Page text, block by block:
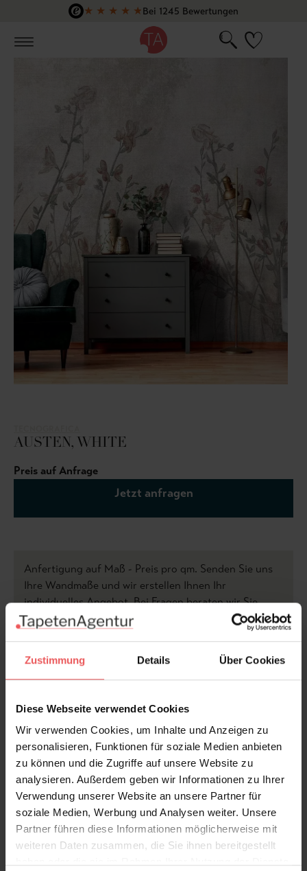
Zustimmung Details Über Cookies
Diese Webseite verwendet Cookies
Wir verwenden Cookies, um Inhalte und Anzeigen zu
personalisieren, Funktionen für soziale Medien anbieten
zu können und die Zugriffe auf unsere Website zu
analysieren. Außerdem geben wir Informationen zu Ihrer
Verwendung unserer Website an unsere Partner für
soziale Medien, Werbung und Analysen weiter. Unsere
Partner führen diese Informationen möglicherweise mit
weiteren Daten zusammen, die Sie ihnen bereitgestellt
Zum Hauptinhalt springen
★ ★ ★ ★ ★Bei 1245 Bewertungen
AUSTEN, WHITE
Preis auf Anfrage
Jetzt anfragen
Anfertigung auf Maß - Preis pro qm. Senden Sie uns
Ihre Wandmaße und wir erstellen Ihnen Ihr
individuelles Angebot. Bei Fragen beraten wir Sie
gerne, rufen Sie uns an.
Produktdetails
Versand & Zahlung
Bewertungen
FAQ Teilen!